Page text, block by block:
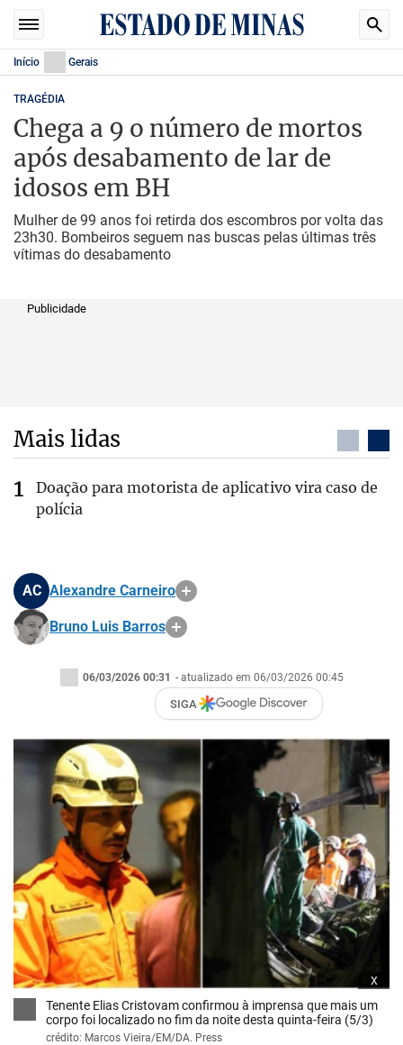
Início Gerais
TRAGÉDIA
Chega a 9 o número de mortos
após desabamento de lar de
idosos em BH
Mulher de 99 anos foi retirda dos escombros por volta das
23h30. Bombeiros seguem nas buscas pelas últimas três
vítimas do desabamento
Publicidade
Mais lidas
Doação para motorista de aplicativo vira caso de
polícia
AC Alexandre Carneiro
Bruno Luis Barros
06/03/2026 00:31 - atualizado em 06/03/2026 00:45
SIGA
x
Tenente Elias Cristovam confirmou à imprensa que mais um
corpo foi localizado no fim da noite desta quinta-feira (5/3)
crédito: Marcos Vieira/EM/DA. Press